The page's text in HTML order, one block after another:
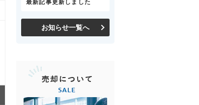
お知らせ一覧へ